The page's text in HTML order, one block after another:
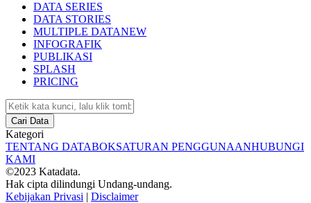
DATA SERIES
DATA STORIES
MULTIPLE DATANEW
INFOGRAFIK
PUBLIKASI
SPLASH
PRICING
Cari Data
Kategori
TENTANG DATABOKSATURAN PENGGUNAANHUBUNGI
KAMI
©2023 Katadata.
Hak cipta dilindungi Undang-undang.
Kebijakan Privasi | Disclaimer